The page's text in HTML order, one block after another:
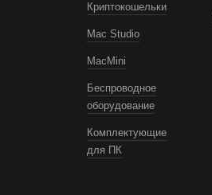
Криптокошельки
Mac Studio
MacMini
Беспроводное
оборудование
Комплектующие
для ПК